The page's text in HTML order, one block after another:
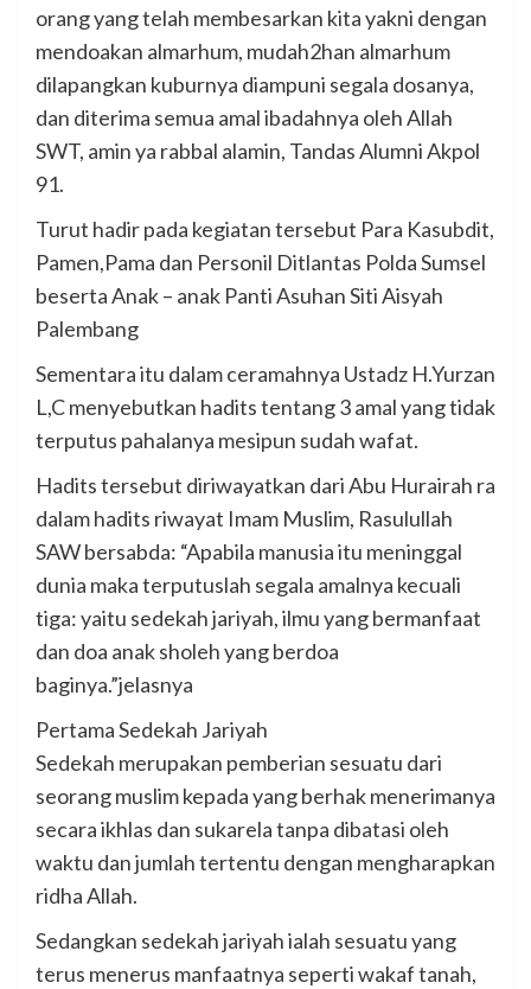
orang yang telah membesarkan kita yakni dengan
mendoakan almarhum, mudah2han almarhum
dilapangkan kuburnya diampuni segala dosanya,
dan diterima semua amal ibadahnya oleh Allah
SWT, amin ya rabbal alamin, Tandas Alumni Akpol
91.
Turut hadir pada kegiatan tersebut Para Kasubdit,
Pamen,Pama dan Personil Ditlantas Polda Sumsel
beserta Anak – anak Panti Asuhan Siti Aisyah
Palembang
Sementara itu dalam ceramahnya Ustadz H.Yurzan
L,C menyebutkan hadits tentang 3 amal yang tidak
terputus pahalanya mesipun sudah wafat.
Hadits tersebut diriwayatkan dari Abu Hurairah ra
dalam hadits riwayat Imam Muslim, Rasulullah
SAW bersabda: “Apabila manusia itu meninggal
dunia maka terputuslah segala amalnya kecuali
tiga: yaitu sedekah jariyah, ilmu yang bermanfaat
dan doa anak sholeh yang berdoa
baginya.”jelasnya
Pertama Sedekah Jariyah
Sedekah merupakan pemberian sesuatu dari
seorang muslim kepada yang berhak menerimanya
secara ikhlas dan sukarela tanpa dibatasi oleh
waktu dan jumlah tertentu dengan mengharapkan
ridha Allah.
Sedangkan sedekah jariyah ialah sesuatu yang
terus menerus manfaatnya seperti wakaf tanah,